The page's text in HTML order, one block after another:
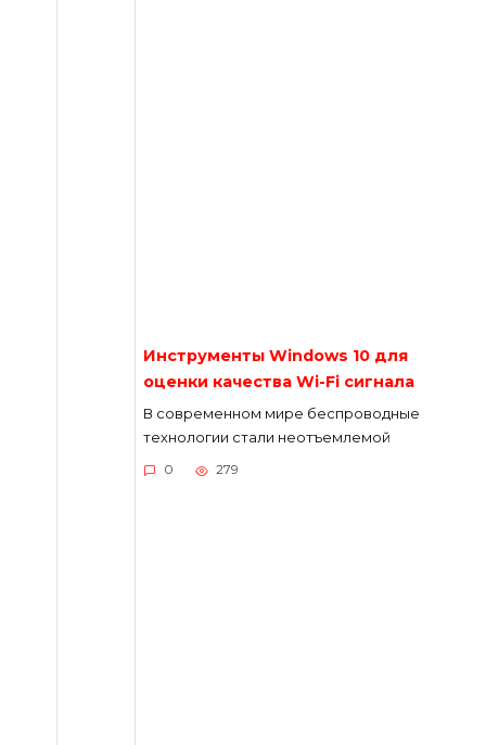
Инструменты Windows 10 для
оценки качества Wi-Fi сигнала
В современном мире беспроводные
технологии стали неотъемлемой
0 279